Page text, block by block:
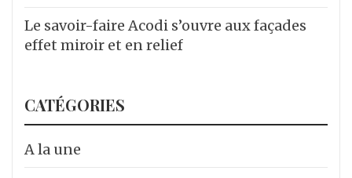
Le savoir-faire Acodi s’ouvre aux façades
effet miroir et en relief
CATÉGORIES
A la une